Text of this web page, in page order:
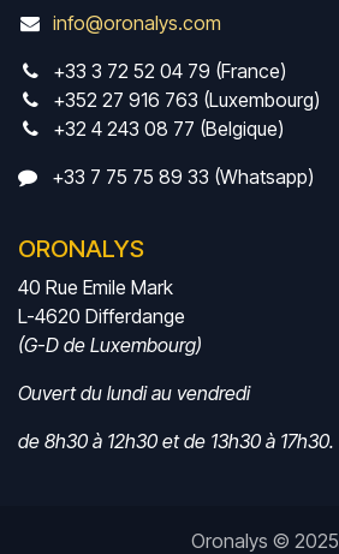
info@oronalys.com
+33 3 72 52 04 79 (France)
+352 27 916 763 (Luxembourg)
+32 4 243 08 77 (Belgique)
+33 7 75 75 89 33 (Whatsapp)
ORONALYS
40 Rue Emile Mark
L-4620 Differdange
(G-D de Luxembourg)
Ouvert du lundi au vendredi
de 8h30 à 12h30 et de 13h30 à 17h30.
Oronalys © 2025